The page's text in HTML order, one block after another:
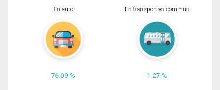
En auto
76.09 %
En transport en commun
1.27 %